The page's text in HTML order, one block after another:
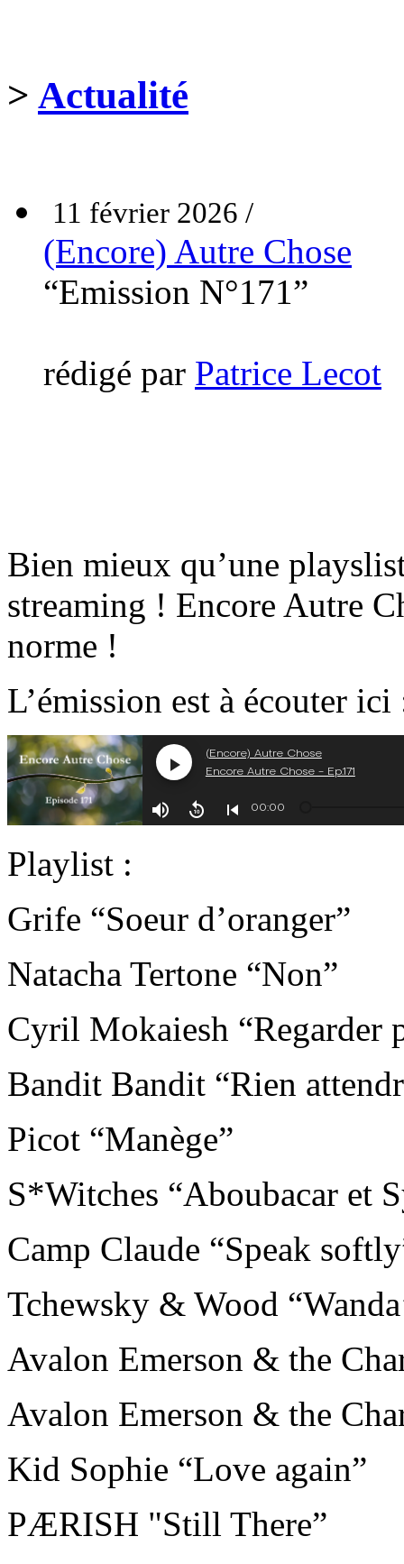
> Actualité
11 février 2026 /
(Encore) Autre Chose
“Emission N°171”
rédigé par Patrice Lecot
Bien mieux qu’une
streaming ! Encore Autre
norme !
L’émission est à écouter ici
Playlist :
Grife “Soeur d’oranger”
Natacha Tertone “Non”
Cyril Mokaiesh “Regarder
Bandit Bandit “Rien
Picot “Manège”
S*Witches “Aboubacar et
Camp Claude “Speak
Tchewsky & Wood
Avalon Emerson & the
Avalon Emerson & the
Kid Sophie “Love again”
PÆRISH "Still There”